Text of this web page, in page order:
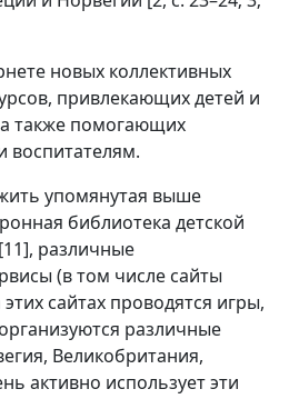
новых коллективных
привлекающих детей и
также помогающих
воспитателям.
упомянутая выше
библиотека детской
различные
(в том числе сайты
сайтах проводятся игры,
различные
Великобритания,
активно использует эти